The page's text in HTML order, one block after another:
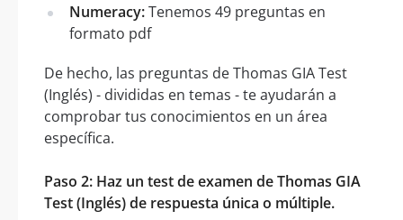
Numeracy:Tenemos 49 preguntas en
formato pdf
De hecho, las preguntas de Thomas GIA Test
(Inglés) - divididas en temas - te ayudarán a
comprobar tus conocimientos en un área
específica.
Paso 2: Haz un test de examen de Thomas GIA
Test (Inglés) de respuesta única o múltiple.